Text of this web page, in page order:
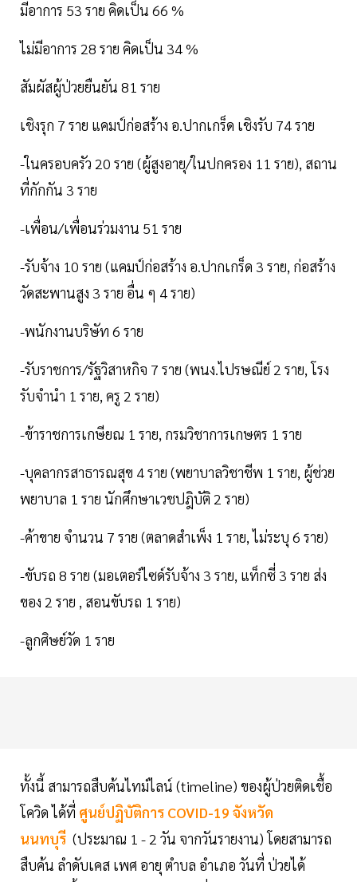
มีอาการ 53 ราย คิดเป็น 66 %
ไม่มีอาการ 28 ราย คิดเป็น 34 %
สัมผัสผู้ป่วยยืนยัน 81 ราย
เชิงรุก 7 ราย แคมป์ก่อสร้าง อ.ปากเกร็ด เชิงรับ 74 ราย
-ในครอบครัว 20 ราย (ผู้สูงอายุ/ในปกครอง 11 ราย), สถาน
ที่กักกัน 3 ราย
-เพื่อน/เพื่อนร่วมงาน 51 ราย
-รับจ้าง 10 ราย (แคมป์ก่อสร้าง อ.ปากเกร็ด 3 ราย, ก่อสร้าง
วัดสะพานสูง 3 ราย อื่น ๆ 4 ราย)
-พนักงานบริษัท 6 ราย
-รับราชการ/รัฐวิสาหกิจ 7 ราย (พนง.ไปรษณีย์ 2 ราย, โรง
รับจำนำ 1 ราย, ครู 2 ราย)
-ข้าราชการเกษียณ 1 ราย, กรมวิชาการเกษตร 1 ราย
-บุคลากรสาธารณสุข 4 ราย (พยาบาลวิชาชีพ 1 ราย, ผู้ช่วย
พยาบาล 1 ราย นักศึกษาเวชปฎิบัติ 2 ราย)
-ค้าขาย จำนวน 7 ราย (ตลาดสำเพ็ง 1 ราย, ไม่ระบุ 6 ราย)
-ขับรถ 8 ราย (มอเตอร์ไซด์รับจ้าง 3 ราย, แท็กซี่ 3 ราย ส่ง
ของ 2 ราย , สอนขับรถ 1 ราย)
-ลูกศิษย์วัด 1 ราย
ทั้งนี้ สามารถสืบค้นไทม์ไลน์ (timeline) ของผู้ป่วยติดเชื้อ
โควิด ได้ที่ ศูนย์ปฏิบัติการ COVID-19 จังหวัด
นนทบุรี (ประมาณ 1 - 2 วัน จากวันรายงาน) โดยสามารถ
สืบค้น ลำดับเคส เพศ อายุ ตำบล อำเภอ วันที่ ป่วยได้